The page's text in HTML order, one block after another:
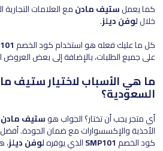
كما يعملستيف مادنمع العلامات
خلاللوفن ديلز.
كل ما عليك فعله هو استخدام كود الخصم
على جميع الطلبات، بالإضافة إلى بعض العروض
ما هي الأسباب لاختيار ستيف
السعودية؟
أي متجر يجب أن تختار؟ الجواب هوستيف مادن
الأحذية والإكسسوارات مع ضمان الجودة.
كود الخصمSMP101الذي يوفرهلوفن ديلز،